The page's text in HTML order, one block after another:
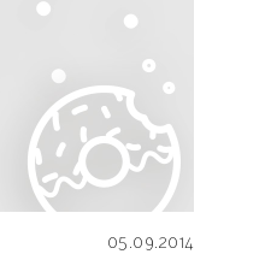
05.09.2014